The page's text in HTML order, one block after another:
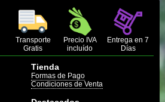
Transporte
Gratis
Precio IVA
incluído
Entrega en 7
Días
Tienda
Formas de Pago
Condiciones de Venta